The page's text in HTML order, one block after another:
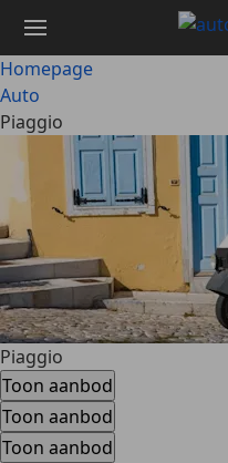
naar
hoofdinhoud
Homepage
Auto
Piaggio
Piaggio
Toon aanbod
Toon aanbod
Toon aanbod